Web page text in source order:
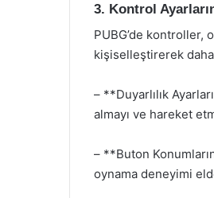
3. Kontrol
PUBG’de
kişiselleştirerek
– **Duyarlılık
almayı ve hareket
– **Buton
oynama deneyimi